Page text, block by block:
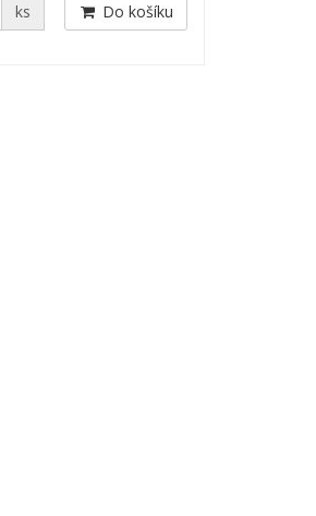
ks Do košíku